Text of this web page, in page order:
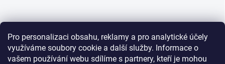
Pro personalizaci obsahu, reklamy a pro analytické účely
využíváme soubory cookie a další služby. Informace o
vašem používání webu sdílíme s partnery, kteří je mohou